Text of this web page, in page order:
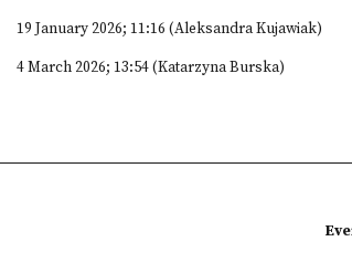
19 January 2026; 11:16 (Aleksandra Kujawiak)
4 March 2026; 13:54 (Katarzyna Burska)